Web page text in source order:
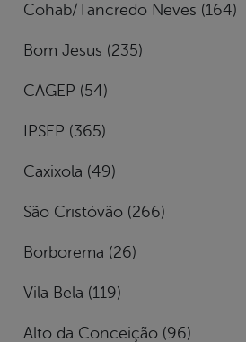
Cohab/Tancredo Neves (164)
Bom Jesus (235)
CAGEP (54)
IPSEP (365)
Caxixola (49)
São Cristóvão (266)
Borborema (26)
Vila Bela (119)
Alto da Conceição (96)